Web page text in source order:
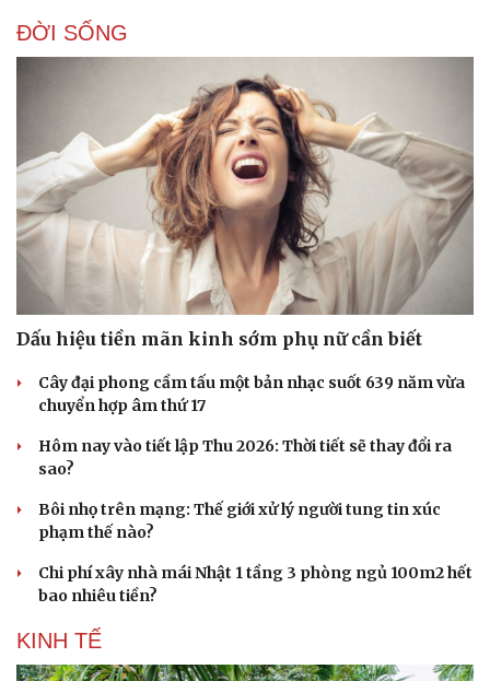
Doanh nghiệp
Doanh nghiệp 24h
Công nghệ
ĐỜI SỐNG
Dấu hiệu tiền mãn kinh sớm phụ nữ cần biết
Cây đại phong cầm tấu một bản nhạc suốt 639 năm vừa
chuyển hợp âm thứ 17
Hôm nay vào tiết lập Thu 2026: Thời tiết sẽ thay đổi ra
sao?
Bôi nhọ trên mạng: Thế giới xử lý người tung tin xúc
phạm thế nào?
Chi phí xây nhà mái Nhật 1 tầng 3 phòng ngủ 100m2 hết
bao nhiêu tiền?
KINH TẾ